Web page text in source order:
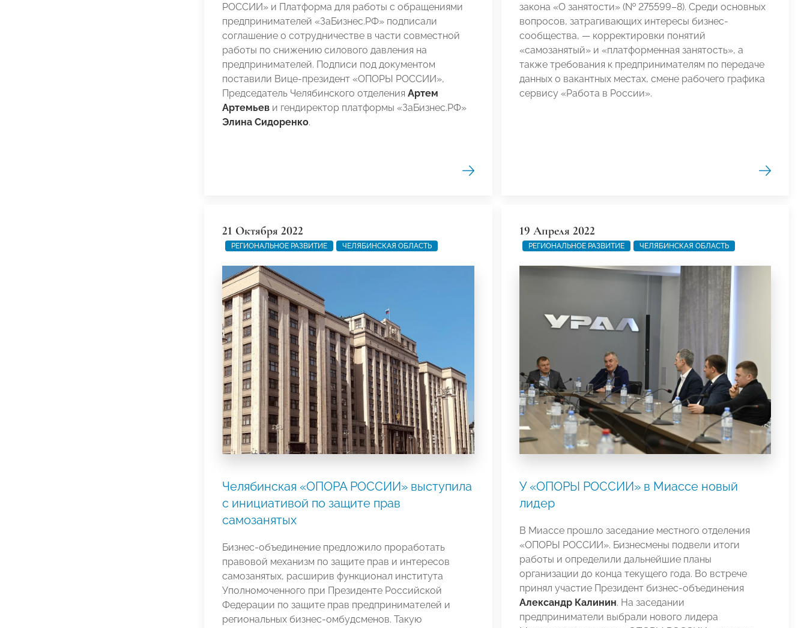
РОССИИ» и Платформа для работы с обращениями
предпринимателей «ЗаБизнес.РФ» подписали
соглашение о сотрудничестве в части совместной
работы по снижению силового давления на
предпринимателей. Подписи под документом
поставили Вице-президент «ОПОРЫ РОССИИ»,
Председатель Челябинского отделения Артем
Артемьев и гендиректор платформы «ЗаБизнес.РФ»
Элина Сидоренко.
закона «О занятости» (№ 275599–8). Среди основных
вопросов, затрагивающих интересы бизнес-
сообщества, — корректировки понятий
«самозанятый» и «платформенная занятость», а
также требования к предпринимателям по передаче
данных о вакантных местах, смене рабочего графика
сервису «Работа в России».
21 Октября 2022
РЕГИОНАЛЬНОЕ РАЗВИТИЕ ЧЕЛЯБИНСКАЯ ОБЛАСТЬ
Челябинская «ОПОРА РОССИИ» выступила
с инициативой по защите прав
самозанятых
Бизнес-объединение предложило проработать
правовой механизм по защите прав и интересов
самозанятых, расширив функционал института
Уполномоченного при Президенте Российской
Федерации по защите прав предпринимателей и
региональных бизнес-омбудсменов. Такую
19 Апреля 2022
РЕГИОНАЛЬНОЕ РАЗВИТИЕ ЧЕЛЯБИНСКАЯ ОБЛАСТЬ
У «ОПОРЫ РОССИИ» в Миассе новый
лидер
В Миассе прошло заседание местного отделения
«ОПОРЫ РОССИИ». Бизнесмены подвели итоги
работы и определили дальнейшие планы
организации до конца текущего года. Во встрече
принял участие Президент бизнес-объединения
Александр Калинин. На заседании
предприниматели выбрали нового лидера